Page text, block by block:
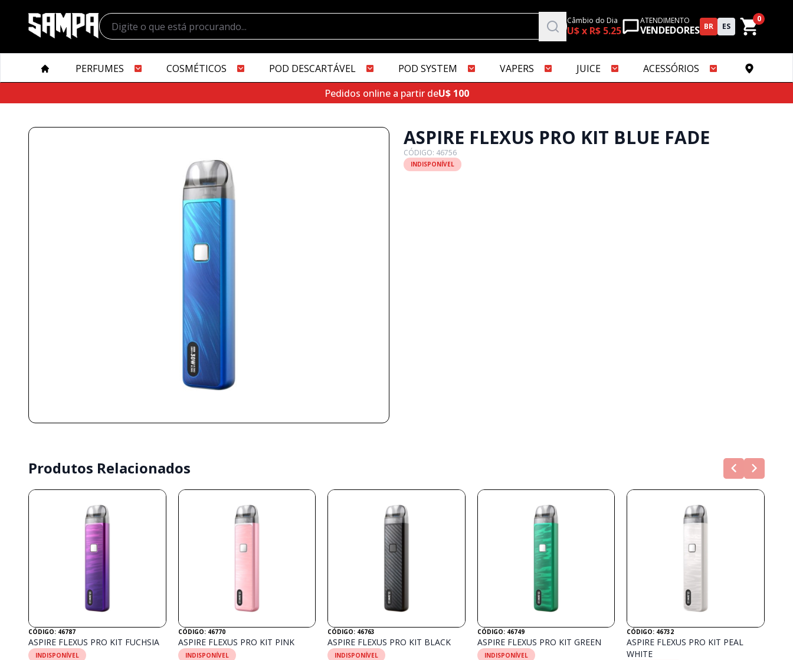
Câmbio do Dia
U$ x R$ 5.25
ATENDIMENTO
VENDEDORES BR ES
0
PERFUMES COSMÉTICOS POD DESCARTÁVEL POD SYSTEM VAPERS JUICE
ACESSÓRIOS
Pedidos online a partir deU$ 100
ASPIRE FLEXUS PRO KIT BLUE FADE
CÓDIGO: 46756
INDISPONÍVEL
Produtos Relacionados
CÓDIGO: 46787
ASPIRE FLEXUS PRO KIT FUCHSIA
INDISPONÍVEL
CÓDIGO: 46770
ASPIRE FLEXUS PRO KIT PINK
INDISPONÍVEL
CÓDIGO: 46763
ASPIRE FLEXUS PRO KIT BLACK
INDISPONÍVEL
CÓDIGO: 46749
ASPIRE FLEXUS PRO KIT GREEN
INDISPONÍVEL
CÓDIGO: 46732
ASPIRE FLEXUS PRO KIT PEAL
WHITE